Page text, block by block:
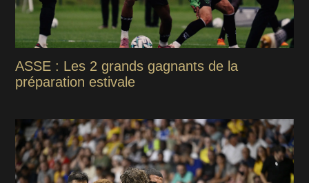
ASSE : Les 2 grands gagnants de la
préparation estivale